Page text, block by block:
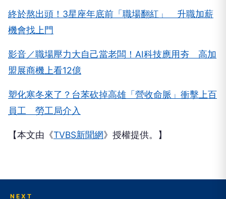
終於熬出頭！3星座年底前「職場翻紅」 升職加薪
機會找上門
影音／職場壓力大自己當老闆！AI科技應用夯 高加
盟展商機上看12億
塑化寒冬來了？台苯砍掉高雄「營收命脈」衝擊上百
員工 勞工局介入
【本文由《TVBS新聞網》授權提供。】
NEXT